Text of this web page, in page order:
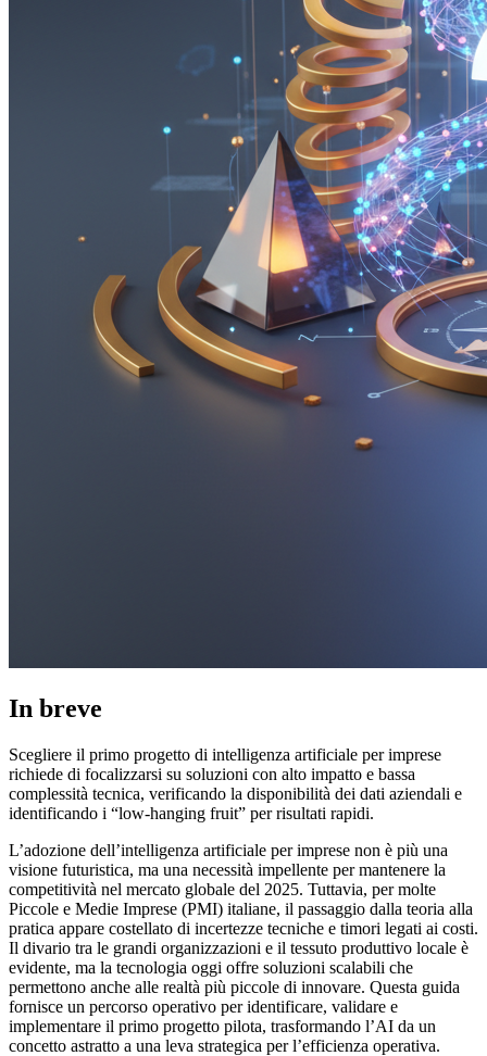
In breve
Scegliere il primo progetto di intelligenza artificiale per imprese
richiede di focalizzarsi su soluzioni con alto impatto e bassa
complessità tecnica, verificando la disponibilità dei dati aziendali e
identificando i “low-hanging fruit” per risultati rapidi.
L’adozione dell’intelligenza artificiale per imprese non è più una
visione futuristica, ma una necessità impellente per mantenere la
competitività nel mercato globale del 2025. Tuttavia, per molte
Piccole e Medie Imprese (PMI) italiane, il passaggio dalla teoria alla
pratica appare costellato di incertezze tecniche e timori legati ai costi.
Il divario tra le grandi organizzazioni e il tessuto produttivo locale è
evidente, ma la tecnologia oggi offre soluzioni scalabili che
permettono anche alle realtà più piccole di innovare. Questa guida
fornisce un percorso operativo per identificare, validare e
implementare il primo progetto pilota, trasformando l’AI da un
concetto astratto a una leva strategica per l’efficienza operativa.